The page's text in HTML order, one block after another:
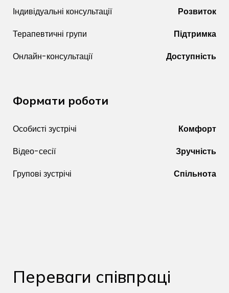
Індивідуальні консультації
Розвиток
Терапевтичні групи
Підтримка
Онлайн-консультації
Доступність
Формати роботи
Особисті зустрічі
Комфорт
Відео-сесії
Зручність
Групові зустрічі
Спільнота
Переваги співпраці